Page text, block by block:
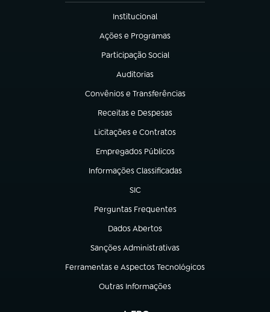
Institucional
(abre em nova aba)
Ações e Programas
(abre em nova aba)
Participação Social
(abre em nova aba)
Auditorias
(abre em nova aba)
Convênios e Transferências
(abre em nova aba)
Receitas e Despesas
(abre em nova aba)
Licitações e Contratos
(abre em nova aba)
Empregados Públicos
(abre em nova aba)
Informações Classificadas
(abre em nova aba)
SIC
(abre em nova aba)
Perguntas Frequentes
(abre em nova aba)
Dados Abertos
(abre em nova aba)
Sanções Administrativas
(abre em nova aba)
Ferramentas e Aspectos Tecnológicos
(abre em nova aba)
Outras Informações
(abre em nova aba)